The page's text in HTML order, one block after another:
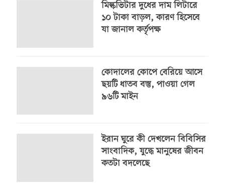
মিল্কভিটার দুধের দাম লিটারে
১০ টাকা বাড়ল, কারণ হিসেবে
যা জানাল কর্তৃপক্ষ
কোদালের কোপে বেরিয়ে আসে
ছয়টি ধাতব বস্তু, পাওয়া গেল
৯৬টি মাইন
ইরান ঘুরে কী দেখলেন বিবিসির
সাংবাদিক, যুদ্ধে মানুষের জীবন
কতটা বদলেছে